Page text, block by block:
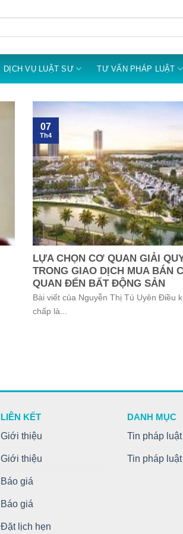
DỊCH VỤ LUẬT SƯ TƯ VẤN PHÁP LUẬT
LỰA CHỌN CƠ QUAN GIẢI
TRONG GIAO DỊCH MUA BÁN
QUAN ĐẾN BẤT ĐỘNG SẢN
Bài viết của Nguyễn Thị Tú Uyên Điều
chấp là...
07
Th4
LIÊN KẾT
Giới thiệu
Giới thiệu
Báo giá
Báo giá
Đặt lịch hẹn
DANH MỤC
Tin pháp luật
Tin pháp luật